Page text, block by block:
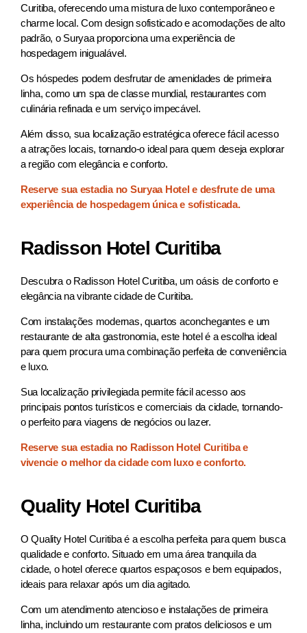
Curitiba, oferecendo uma mistura de luxo contemporâneo e
charme local. Com design sofisticado e acomodações de alto
padrão, o Suryaa proporciona uma experiência de
hospedagem inigualável.
Os hóspedes podem desfrutar de amenidades de primeira
linha, como um spa de classe mundial, restaurantes com
culinária refinada e um serviço impecável.
Além disso, sua localização estratégica oferece fácil acesso
a atrações locais, tornando-o ideal para quem deseja explorar
a região com elegância e conforto.
Reserve sua estadia no Suryaa Hotel e desfrute de uma
experiência de hospedagem única e sofisticada.
Radisson Hotel Curitiba
Descubra o Radisson Hotel Curitiba, um oásis de conforto e
elegância na vibrante cidade de Curitiba.
Com instalações modernas, quartos aconchegantes e um
restaurante de alta gastronomia, este hotel é a escolha ideal
para quem procura uma combinação perfeita de conveniência
e luxo.
Sua localização privilegiada permite fácil acesso aos
principais pontos turísticos e comerciais da cidade, tornando-
o perfeito para viagens de negócios ou lazer.
Reserve sua estadia no Radisson Hotel Curitiba e
vivencie o melhor da cidade com luxo e conforto.
Quality Hotel Curitiba
O Quality Hotel Curitiba é a escolha perfeita para quem busca
qualidade e conforto. Situado em uma área tranquila da
cidade, o hotel oferece quartos espaçosos e bem equipados,
ideais para relaxar após um dia agitado.
Com um atendimento atencioso e instalações de primeira
linha, incluindo um restaurante com pratos deliciosos e um